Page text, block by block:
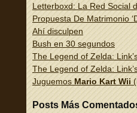
Letterboxd: La Red Social
Propuesta De Matrimonio
Ahí disculpen
Bush en 30 segundos
The Legend of Zelda:
The Legend of Zelda:
Juguemos Mario Kart Wii
Posts Más